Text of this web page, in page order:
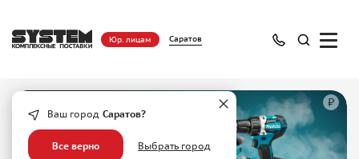
Ваш город Саратов?
Все верно Выбрать город
Юр. лицам Саратов
₽